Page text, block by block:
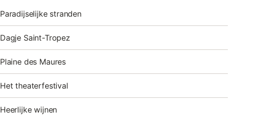
Paradijselijke stranden
Dagje Saint-Tropez
Plaine des Maures
Het theaterfestival
Heerlijke wijnen